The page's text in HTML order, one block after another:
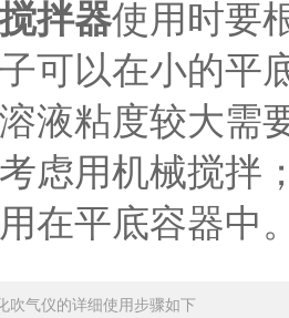
拌器使用时要
可以在小的平
液粘度较大需
虑用机械搅拌
在平底容器中
吹气仪的详细使用步骤如下